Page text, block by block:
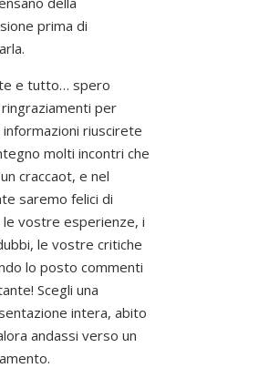
prima di
e tutto… spero
per
riuscirete
molti incontri che
craccaot, e nel
saremo felici di
vostre esperienze, i
le vostre critiche
lo posto commenti
Scegli una
intera, abito
andassi verso un